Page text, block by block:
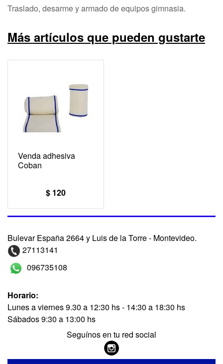
Traslado, desarme y armado de equipos gimnasia.
Más artículos que pueden gustarte
Venda adhesiva
Coban
$ 120
Bulevar España 2664 y Luis de la Torre - Montevideo.
27113141
096735108
Horario:
Lunes a viernes 9.30 a 12:30 hs - 14:30 a 18:30 hs
Sábados 9:30 a 13:00 hs
Seguínos en tu red social